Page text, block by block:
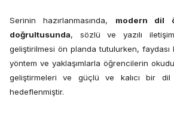
Serinin hazırlanmasında, modern dil
doğrultusunda, sözlü ve yazılı
geliştirilmesi ön planda tutulurken, faydası
yöntem ve yaklaşımlarla öğrencilerin
geliştirmeleri ve güçlü ve kalıcı bir
hedeflenmiştir.